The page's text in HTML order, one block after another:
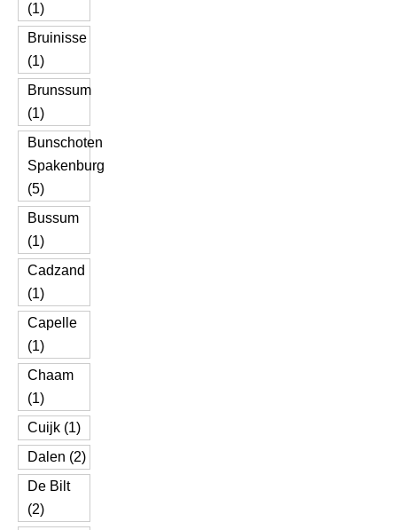
(1)
Bruinisse
(1)
Brunssum
(1)
Bunschoten
Spakenburg
(5)
Bussum
(1)
Cadzand
(1)
Capelle
(1)
Chaam
(1)
Cuijk (1)
Dalen (2)
De Bilt
(2)